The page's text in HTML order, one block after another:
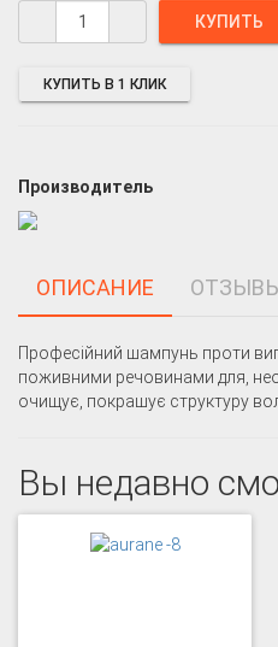
КУПИТЬ В 1 КЛИК
Производитель
ОПИСАНИЕ
Професійний шампунь проти
поживними речовинами для,
очищує, покрашує структуру
Вы недавно